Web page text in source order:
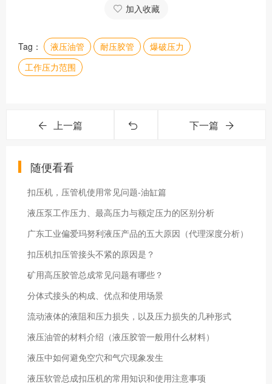
加入收藏
Tag： 液压油管 耐压胶管
爆破压力
工作压力范围
上一篇 下一篇
随便看看
扣压机，压管机使用常见问题-油缸篇
液压泵工作压力、最高压力与额定压力的区别分析
广东工业偏爱玛努利液压产品的五大原因（代理深度分析）
扣压机扣压管接头不紧的原因是？
矿用高压胶管总成常见问题有哪些？
分体式接头的构成、优点和使用场景
流动液体的液阻和压力损失，以及压力损失的几种形式
液压油管的材料介绍（液压胶管一般用什么材料）
液压中如何避免空穴和气穴现象发生
液压软管总成扣压机的常用知识和使用注意事项